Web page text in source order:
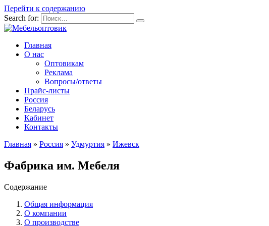
Перейти к содержанию
Search for:
Главная
О нас
Оптовикам
Реклама
Вопросы/ответы
Прайс-листы
Россия
Беларусь
Кабинет
Контакты
Главная » Россия » Удмуртия » Ижевск
Фабрика им. Мебеля
Содержание
Общая информация
О компании
О производстве